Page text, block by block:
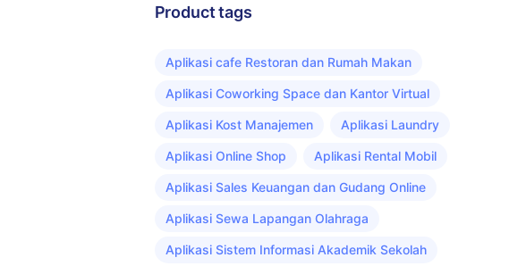
Product tags
Aplikasi cafe Restoran dan Rumah Makan
Aplikasi Coworking Space dan Kantor Virtual
Aplikasi Kost Manajemen Aplikasi Laundry
Aplikasi Online Shop Aplikasi Rental Mobil
Aplikasi Sales Keuangan dan Gudang Online
Aplikasi Sewa Lapangan Olahraga
Aplikasi Sistem Informasi Akademik Sekolah